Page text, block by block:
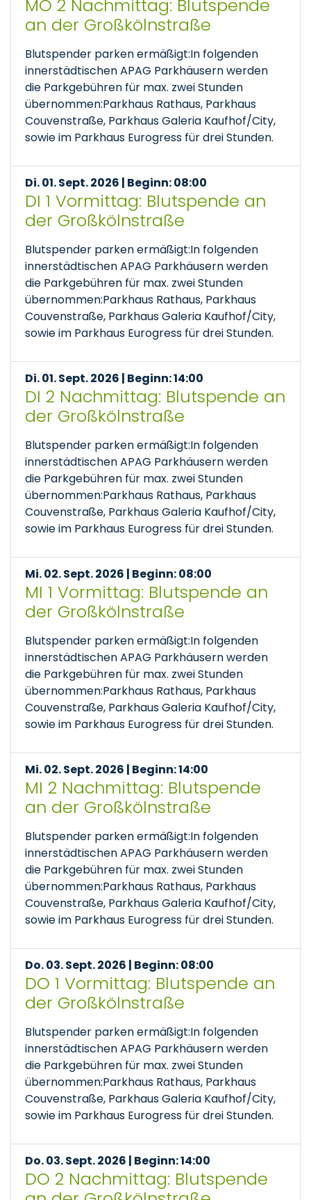
MO 2 Nachmittag: Blutspende
an der Großkölnstraße
Blutspender parken ermäßigt:In folgenden
innerstädtischen APAG Parkhäusern werden
die Parkgebühren für max. zwei Stunden
übernommen:Parkhaus Rathaus, Parkhaus
Couvenstraße, Parkhaus Galeria Kaufhof/City,
sowie im Parkhaus Eurogress für drei Stunden.
Di. 01. Sept. 2026 | Beginn: 08:00
DI 1 Vormittag: Blutspende an
der Großkölnstraße
Blutspender parken ermäßigt:In folgenden
innerstädtischen APAG Parkhäusern werden
die Parkgebühren für max. zwei Stunden
übernommen:Parkhaus Rathaus, Parkhaus
Couvenstraße, Parkhaus Galeria Kaufhof/City,
sowie im Parkhaus Eurogress für drei Stunden.
Di. 01. Sept. 2026 | Beginn: 14:00
DI 2 Nachmittag: Blutspende an
der Großkölnstraße
Blutspender parken ermäßigt:In folgenden
innerstädtischen APAG Parkhäusern werden
die Parkgebühren für max. zwei Stunden
übernommen:Parkhaus Rathaus, Parkhaus
Couvenstraße, Parkhaus Galeria Kaufhof/City,
sowie im Parkhaus Eurogress für drei Stunden.
Mi. 02. Sept. 2026 | Beginn: 08:00
MI 1 Vormittag: Blutspende an
der Großkölnstraße
Blutspender parken ermäßigt:In folgenden
innerstädtischen APAG Parkhäusern werden
die Parkgebühren für max. zwei Stunden
übernommen:Parkhaus Rathaus, Parkhaus
Couvenstraße, Parkhaus Galeria Kaufhof/City,
sowie im Parkhaus Eurogress für drei Stunden.
Mi. 02. Sept. 2026 | Beginn: 14:00
MI 2 Nachmittag: Blutspende
an der Großkölnstraße
Blutspender parken ermäßigt:In folgenden
innerstädtischen APAG Parkhäusern werden
die Parkgebühren für max. zwei Stunden
übernommen:Parkhaus Rathaus, Parkhaus
Couvenstraße, Parkhaus Galeria Kaufhof/City,
sowie im Parkhaus Eurogress für drei Stunden.
Do. 03. Sept. 2026 | Beginn: 08:00
DO 1 Vormittag: Blutspende an
der Großkölnstraße
Blutspender parken ermäßigt:In folgenden
innerstädtischen APAG Parkhäusern werden
die Parkgebühren für max. zwei Stunden
übernommen:Parkhaus Rathaus, Parkhaus
Couvenstraße, Parkhaus Galeria Kaufhof/City,
sowie im Parkhaus Eurogress für drei Stunden.
Do. 03. Sept. 2026 | Beginn: 14:00
DO 2 Nachmittag: Blutspende